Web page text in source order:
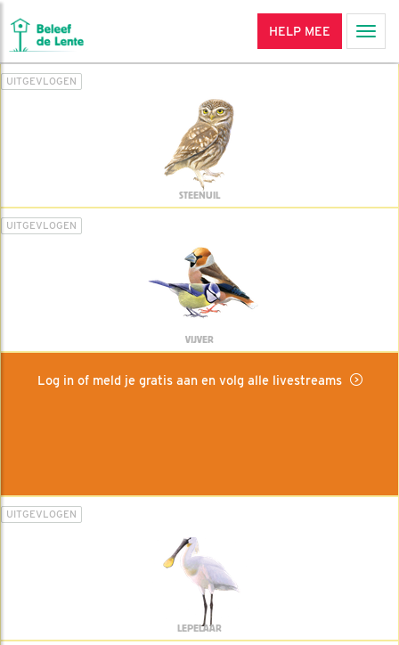
HELP MEE
UITGEVLOGEN
STEENUIL
UITGEVLOGEN
VIJVER
Log in of meld je gratis aan en volg alle livestreams
UITGEVLOGEN
LEPELAAR